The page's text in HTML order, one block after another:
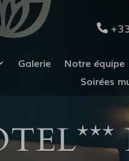
Galerie Notre équipe
Soirées